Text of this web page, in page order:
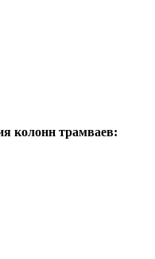
колонн трамваев: